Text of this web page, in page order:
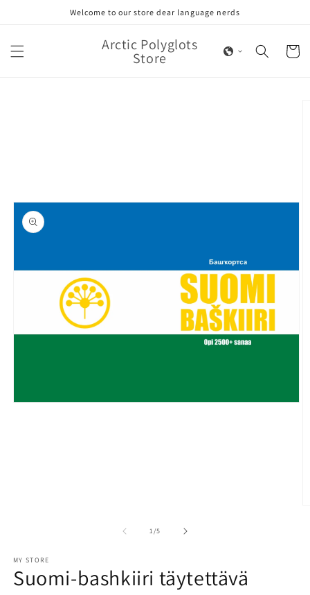
Welcome to our store dear language nerds
Arctic Polyglots
Store Cart
1/of
5
MY STORE
Suomi-bashkiiri täytettävä